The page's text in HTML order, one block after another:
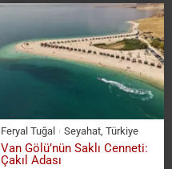
Feryal Tuğal Seyahat, Türkiye
Van Gölü’nün Saklı Cenneti:
Çakıl Adası